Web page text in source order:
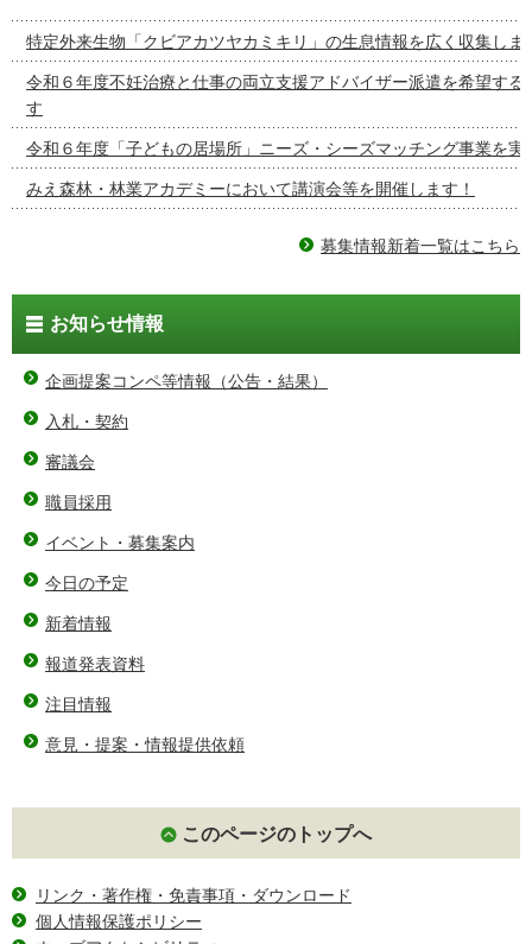
特定外来生物「クビアカツヤカミキリ」の生息情報を広く収集しま
令和６年度不妊治療と仕事の両立支援アドバイザー派遣を希望する
す
令和６年度「子どもの居場所」ニーズ・シーズマッチング事業を実
みえ森林・林業アカデミーにおいて講演会等を開催します！
募集情報新着一覧はこちら
お知らせ情報
企画提案コンペ等情報（公告・結果）
入札・契約
審議会
職員採用
イベント・募集案内
今日の予定
新着情報
報道発表資料
注目情報
意見・提案・情報提供依頼
このページのトップへ
リンク・著作権・免責事項・ダウンロード
個人情報保護ポリシー